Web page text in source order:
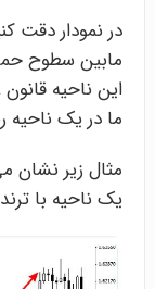
در نمودار دقت
مابین سطوح
ما در یک ناحیه
مثال زیر نشان
یک ناحیه با